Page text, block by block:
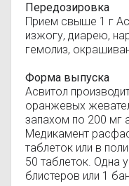
Передозировка
Прием свыше 1 г
изжогу, диарею,
гемолиз,
Форма выпуска
Асвитол
оранжевых
запахом по 200 мг
Медикамент
таблеток или в
50 таблеток. Одна
блистеров или 1